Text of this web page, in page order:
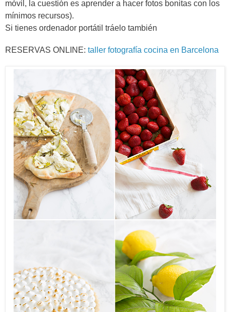
móvil, la cuestión es aprender a hacer fotos bonitas con los
mínimos recursos).
Si tienes ordenador portátil tráelo también
RESERVAS ONLINE: taller fotografía cocina en Barcelona